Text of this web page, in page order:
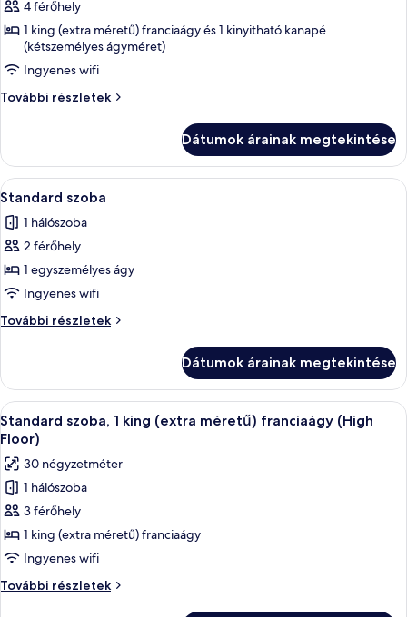
képének
megtekintése:
Lakosztály,
1
king
franciaágy
és
egy
kinyitható
kanapé,
kilátással
a
városra
4 férőhely
1 king (extra méretű) franciaágy és 1 kinyitható kanapé
(kétszemélyes ágyméret)
Ingyenes wifi
További részletek
Lakosztály,
méretű)
franciaágy
és
kinyitható
kanapé,
a
városra
részletei
Dátumok árainak megtekintése
A
következő
szoba
összes
képének
megtekintése:
Standard
szoba
Egy szállodai szoba két ággyal,
5
Standard szoba
1 hálószoba
2 férőhely
1 egyszemélyes ágy
Ingyenes wifi
További részletek
Standard
Dátumok árainak megtekintése
A
következő
szoba
összes
képének
megtekintése:
Standard
szoba,
1
king
Egy modern hálószoba, amelyben
7
Standard szoba, 1 king (extra méretű) franciaágy (High
Floor)
30 négyzetméter
1 hálószoba
3 férőhely
1 king (extra méretű) franciaágy
Ingyenes wifi
További részletek
Standard